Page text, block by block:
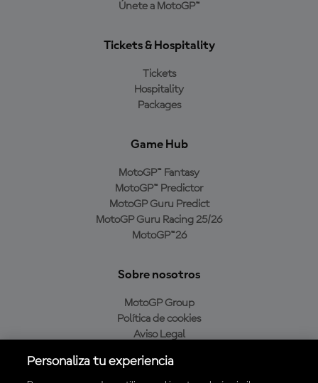
Únete a MotoGP™
Tickets & Hospitality
Tickets
Hospitality
Packages
Game Hub
MotoGP™ Fantasy
MotoGP™ Predictor
MotoGP Guru Predict
MotoGP Guru Racing 25/26
MotoGP™26
Sobre nosotros
MotoGP Group
Política de cookies
Aviso Legal
Política de compra
Personaliza tu experiencia